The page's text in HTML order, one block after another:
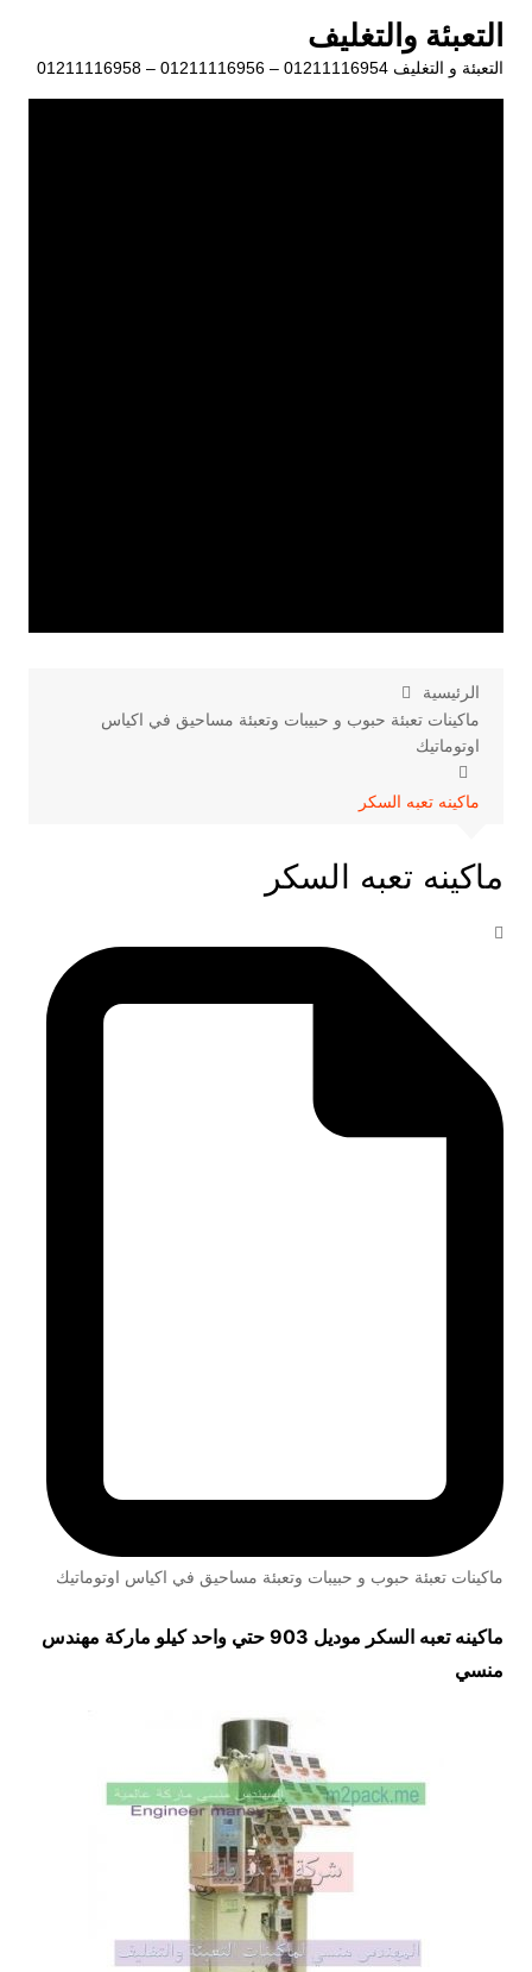
المحتوى
التعبئة والتغليف
التعبئة و التغليف 01211116954 – 01211116956 – 01211116958
الرئيسية
ماكينات تعبئة حبوب و حبيبات وتعبئة مساحيق في اكياس
اوتوماتيك
ماكينه تعبه السكر
ماكينه تعبه السكر
ماكينات تعبئة حبوب و حبيبات وتعبئة مساحيق في اكياس اوتوماتيك
ماكينه تعبه السكر موديل 903 حتي واحد كيلو ماركة مهندس
منسي